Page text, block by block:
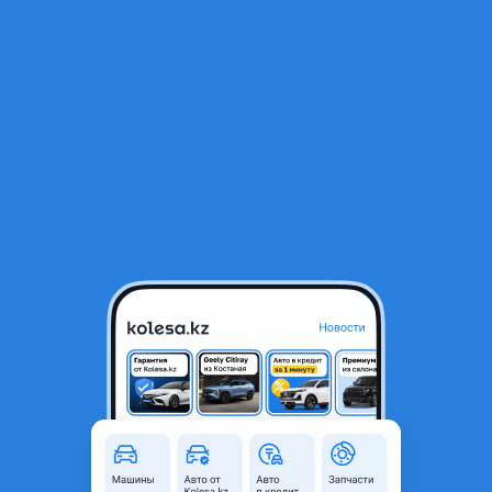
Лямбда зонд кислородный датчик до катализатора 392102B100,
12 700 ₸